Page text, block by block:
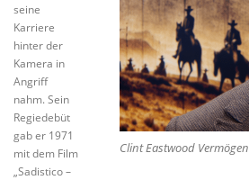
Clint Eastwood Vermögen
seine
Karriere
hinter der
Kamera in
Angriff
nahm. Sein
Regiedebüt
gab er 1971
mit dem Film
„Sadistico –